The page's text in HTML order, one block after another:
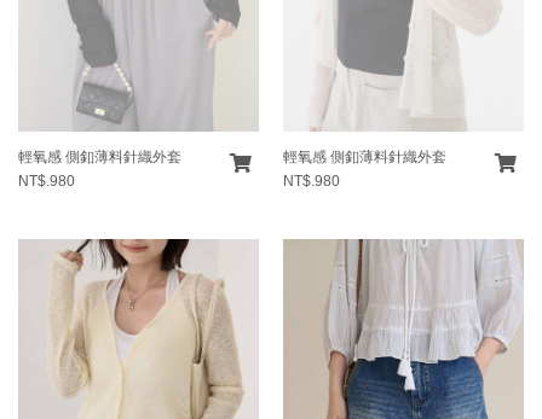
輕氧感 側釦薄料針織外套
NT$.980
輕氧感 側釦薄料針織外套
NT$.980